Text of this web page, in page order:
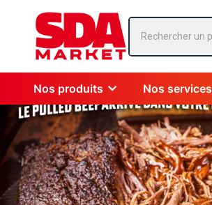
Nos produits Nos services